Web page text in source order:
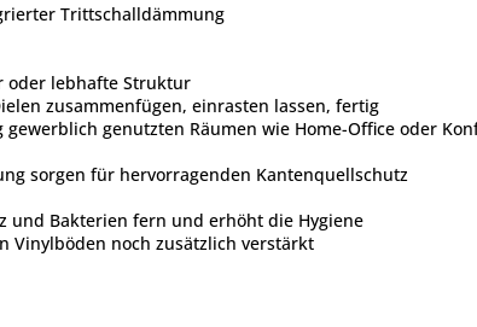
Trittschalldämmung
oder lebhafte Struktur
zusammenfügen, einrasten lassen, fertig
genutzten Räumen wie Home-Office oder
sorgen für hervorragenden Kantenquellschutz
und Bakterien fern und erhöht die Hygiene
Vinylböden noch zusätzlich verstärkt